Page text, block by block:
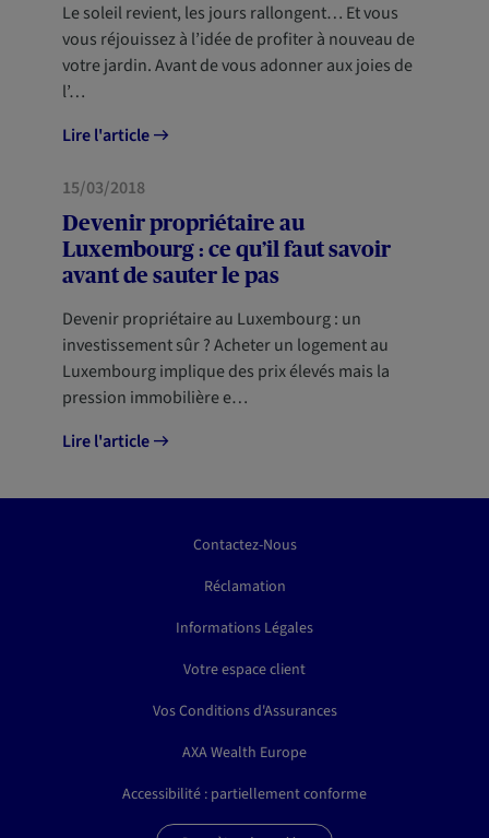
Le soleil revient, les jours rallongent… Et vous
vous réjouissez à l’idée de profiter à nouveau de
votre jardin. Avant de vous adonner aux joies de
l’…
Lire l'article
HABITATION
15/03/2018
Devenir propriétaire au
Luxembourg : ce qu’il faut savoir
avant de sauter le pas
Devenir propriétaire au Luxembourg : un
investissement sûr ? Acheter un logement au
Luxembourg implique des prix élevés mais la
pression immobilière e…
Lire l'article
Contactez-Nous
Réclamation
Informations Légales
Votre espace client
Vos Conditions d'Assurances
AXA Wealth Europe
Accessibilité : partiellement conforme